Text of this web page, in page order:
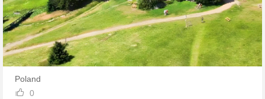
Poland
 0